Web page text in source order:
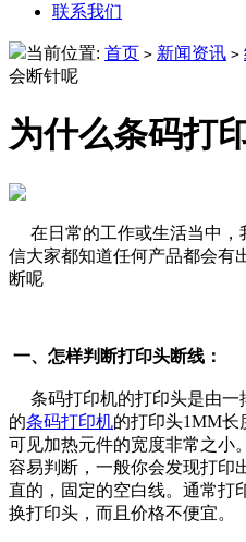
联系我们
当前位置: 首页 > 新闻资讯 >
会断针呢
为什么条码打
在日常的工作或生活当中，
信大家都知道任何产品都会有
断呢
一、怎样判断打印头断线：
条码打印机的打印头是由一
的条码打印机的打印头1MM长
可见加热元件的宽度非常之小
容易判断，一般你会发现打印
直的，固定的空白线。通常打
换打印头，而且价格不便宜。